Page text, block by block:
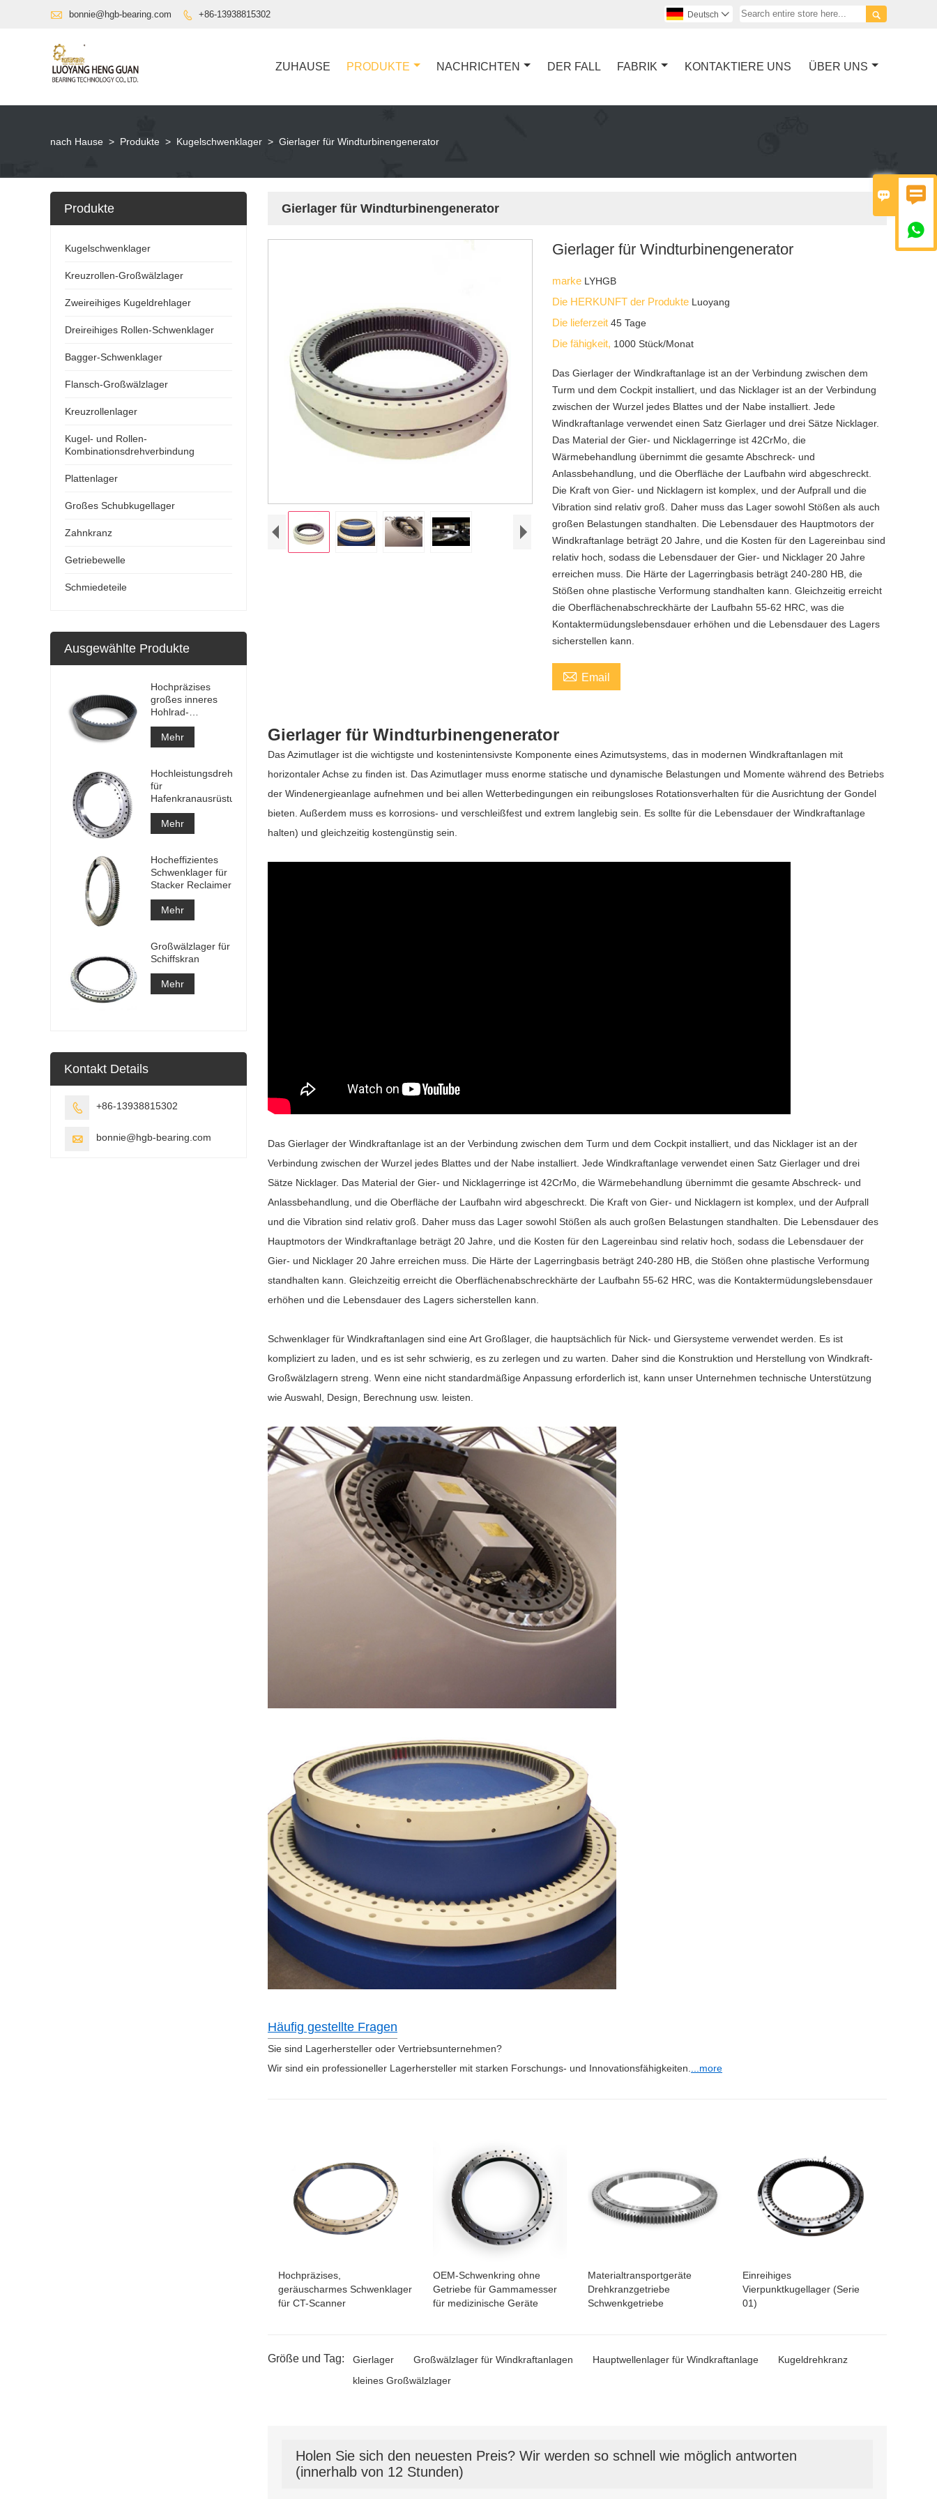
 

 bonnie@hgb-bearing.com  +86-13938815302 
Deutsch 
ZUHAUSE PRODUKTE NACHRICHTEN DER FALL FABRIK KONTAKTIERE UNS ÜBER UNS
nach Hause > Produkte > Kugelschwenklager > Gierlager für Windturbinengenerator
Gierlager für Windturbinengenerator
Gierlager für Windturbinengenerator
marke LYHGB
Die HERKUNFT der Produkte Luoyang
Die lieferzeit45 Tage
Die fähigkeit, 1000 Stück/Monat
Das Gierlager der Windkraftanlage ist an der Verbindung zwischen dem
Turm und dem Cockpit installiert, und das Nicklager ist an der Verbindung
zwischen der Wurzel jedes Blattes und der Nabe installiert. Jede
Windkraftanlage verwendet einen Satz Gierlager und drei Sätze Nicklager.
Das Material der Gier- und Nicklagerringe ist 42CrMo, die
Wärmebehandlung übernimmt die gesamte Abschreck- und
Anlassbehandlung, und die Oberfläche der Laufbahn wird abgeschreckt.
Die Kraft von Gier- und Nicklagern ist komplex, und der Aufprall und die
Vibration sind relativ groß. Daher muss das Lager sowohl Stößen als auch
großen Belastungen standhalten. Die Lebensdauer des Hauptmotors der
Windkraftanlage beträgt 20 Jahre, und die Kosten für den Lagereinbau sind
relativ hoch, sodass die Lebensdauer der Gier- und Nicklager 20 Jahre
erreichen muss. Die Härte der Lagerringbasis beträgt 240-280 HB, die
Stößen ohne plastische Verformung standhalten kann. Gleichzeitig erreicht
die Oberflächenabschreckhärte der Laufbahn 55-62 HRC, was die
Kontaktermüdungslebensdauer erhöhen und die Lebensdauer des Lagers
sicherstellen kann.
 Email
Gierlager für Windturbinengenerator
Das Azimutlager ist die wichtigste und kostenintensivste Komponente eines Azimutsystems, das in modernen Windkraftanlagen mit
horizontaler Achse zu finden ist. Das Azimutlager muss enorme statische und dynamische Belastungen und Momente während des Betriebs
der Windenergieanlage aufnehmen und bei allen Wetterbedingungen ein reibungsloses Rotationsverhalten für die Ausrichtung der Gondel
bieten. Außerdem muss es korrosions- und verschleißfest und extrem langlebig sein. Es sollte für die Lebensdauer der Windkraftanlage
halten) und gleichzeitig kostengünstig sein.
Das Gierlager der Windkraftanlage ist an der Verbindung zwischen dem Turm und dem Cockpit installiert, und das Nicklager ist an der
Verbindung zwischen der Wurzel jedes Blattes und der Nabe installiert. Jede Windkraftanlage verwendet einen Satz Gierlager und drei
Sätze Nicklager. Das Material der Gier- und Nicklagerringe ist 42CrMo, die Wärmebehandlung übernimmt die gesamte Abschreck- und
Anlassbehandlung, und die Oberfläche der Laufbahn wird abgeschreckt. Die Kraft von Gier- und Nicklagern ist komplex, und der Aufprall
und die Vibration sind relativ groß. Daher muss das Lager sowohl Stößen als auch großen Belastungen standhalten. Die Lebensdauer des
Hauptmotors der Windkraftanlage beträgt 20 Jahre, und die Kosten für den Lagereinbau sind relativ hoch, sodass die Lebensdauer der
Gier- und Nicklager 20 Jahre erreichen muss. Die Härte der Lagerringbasis beträgt 240-280 HB, die Stößen ohne plastische Verformung
standhalten kann. Gleichzeitig erreicht die Oberflächenabschreckhärte der Laufbahn 55-62 HRC, was die Kontaktermüdungslebensdauer
erhöhen und die Lebensdauer des Lagers sicherstellen kann.
Schwenklager für Windkraftanlagen sind eine Art Großlager, die hauptsächlich für Nick- und Giersysteme verwendet werden. Es ist
kompliziert zu laden, und es ist sehr schwierig, es zu zerlegen und zu warten. Daher sind die Konstruktion und Herstellung von Windkraft-
Großwälzlagern streng. Wenn eine nicht standardmäßige Anpassung erforderlich ist, kann unser Unternehmen technische Unterstützung
wie Auswahl, Design, Berechnung usw. leisten.
Häufig gestellte Fragen
Sie sind Lagerhersteller oder Vertriebsunternehmen?
Wir sind ein professioneller Lagerhersteller mit starken Forschungs- und Innovationsfähigkeiten.
...more
Hochpräzises,
geräuscharmes Schwenklager
für CT-Scanner
OEM-Schwenkring ohne
Getriebe für Gammamesser
für medizinische Geräte
Materialtransportgeräte
Drehkranzgetriebe
Schwenkgetriebe
Einreihiges
Vierpunktkugellager (Serie
01)
Größe und Tag: Gierlager Großwälzlager für Windkraftanlagen Hauptwellenlager für Windkraftanlage
Kugeldrehkranz
kleines Großwälzlager
Holen Sie sich den neuesten Preis? Wir werden so schnell wie möglich antworten
(innerhalb von 12 Stunden)
Produkte
Kugelschwenklager
Kreuzrollen-Großwälzlager
Zweireihiges Kugeldrehlager
Dreireihiges Rollen-Schwenklager
Bagger-Schwenklager
Flansch-Großwälzlager
Kreuzrollenlager
Kugel- und Rollen-
Kombinationsdrehverbindung
Plattenlager
Großes Schubkugellager
Zahnkranz
Getriebewelle
Schmiedeteile
Ausgewählte Produkte
Hochpräzises
großes inneres
Hohlrad-
Keilzahnrad-
Metallstirnrad mit
Nitrierbehandlung
Mehr
Hochleistungsdrehlager
für
Hafenkranausrüstung
Mehr
Hocheffizientes
Schwenklager für
Stacker Reclaimer
Mehr
Großwälzlager für
Schiffskran
Mehr
Kontakt Details
 +86-13938815302
 bonnie@hgb-bearing.com